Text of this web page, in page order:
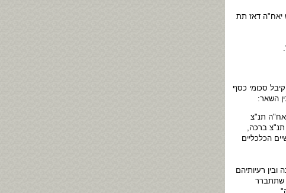
יאח"ה דאז תת
סכומי כסף
השאר:
תנ"צ
ברכה,
הכלכליים
רעיותיהם
שתתברר